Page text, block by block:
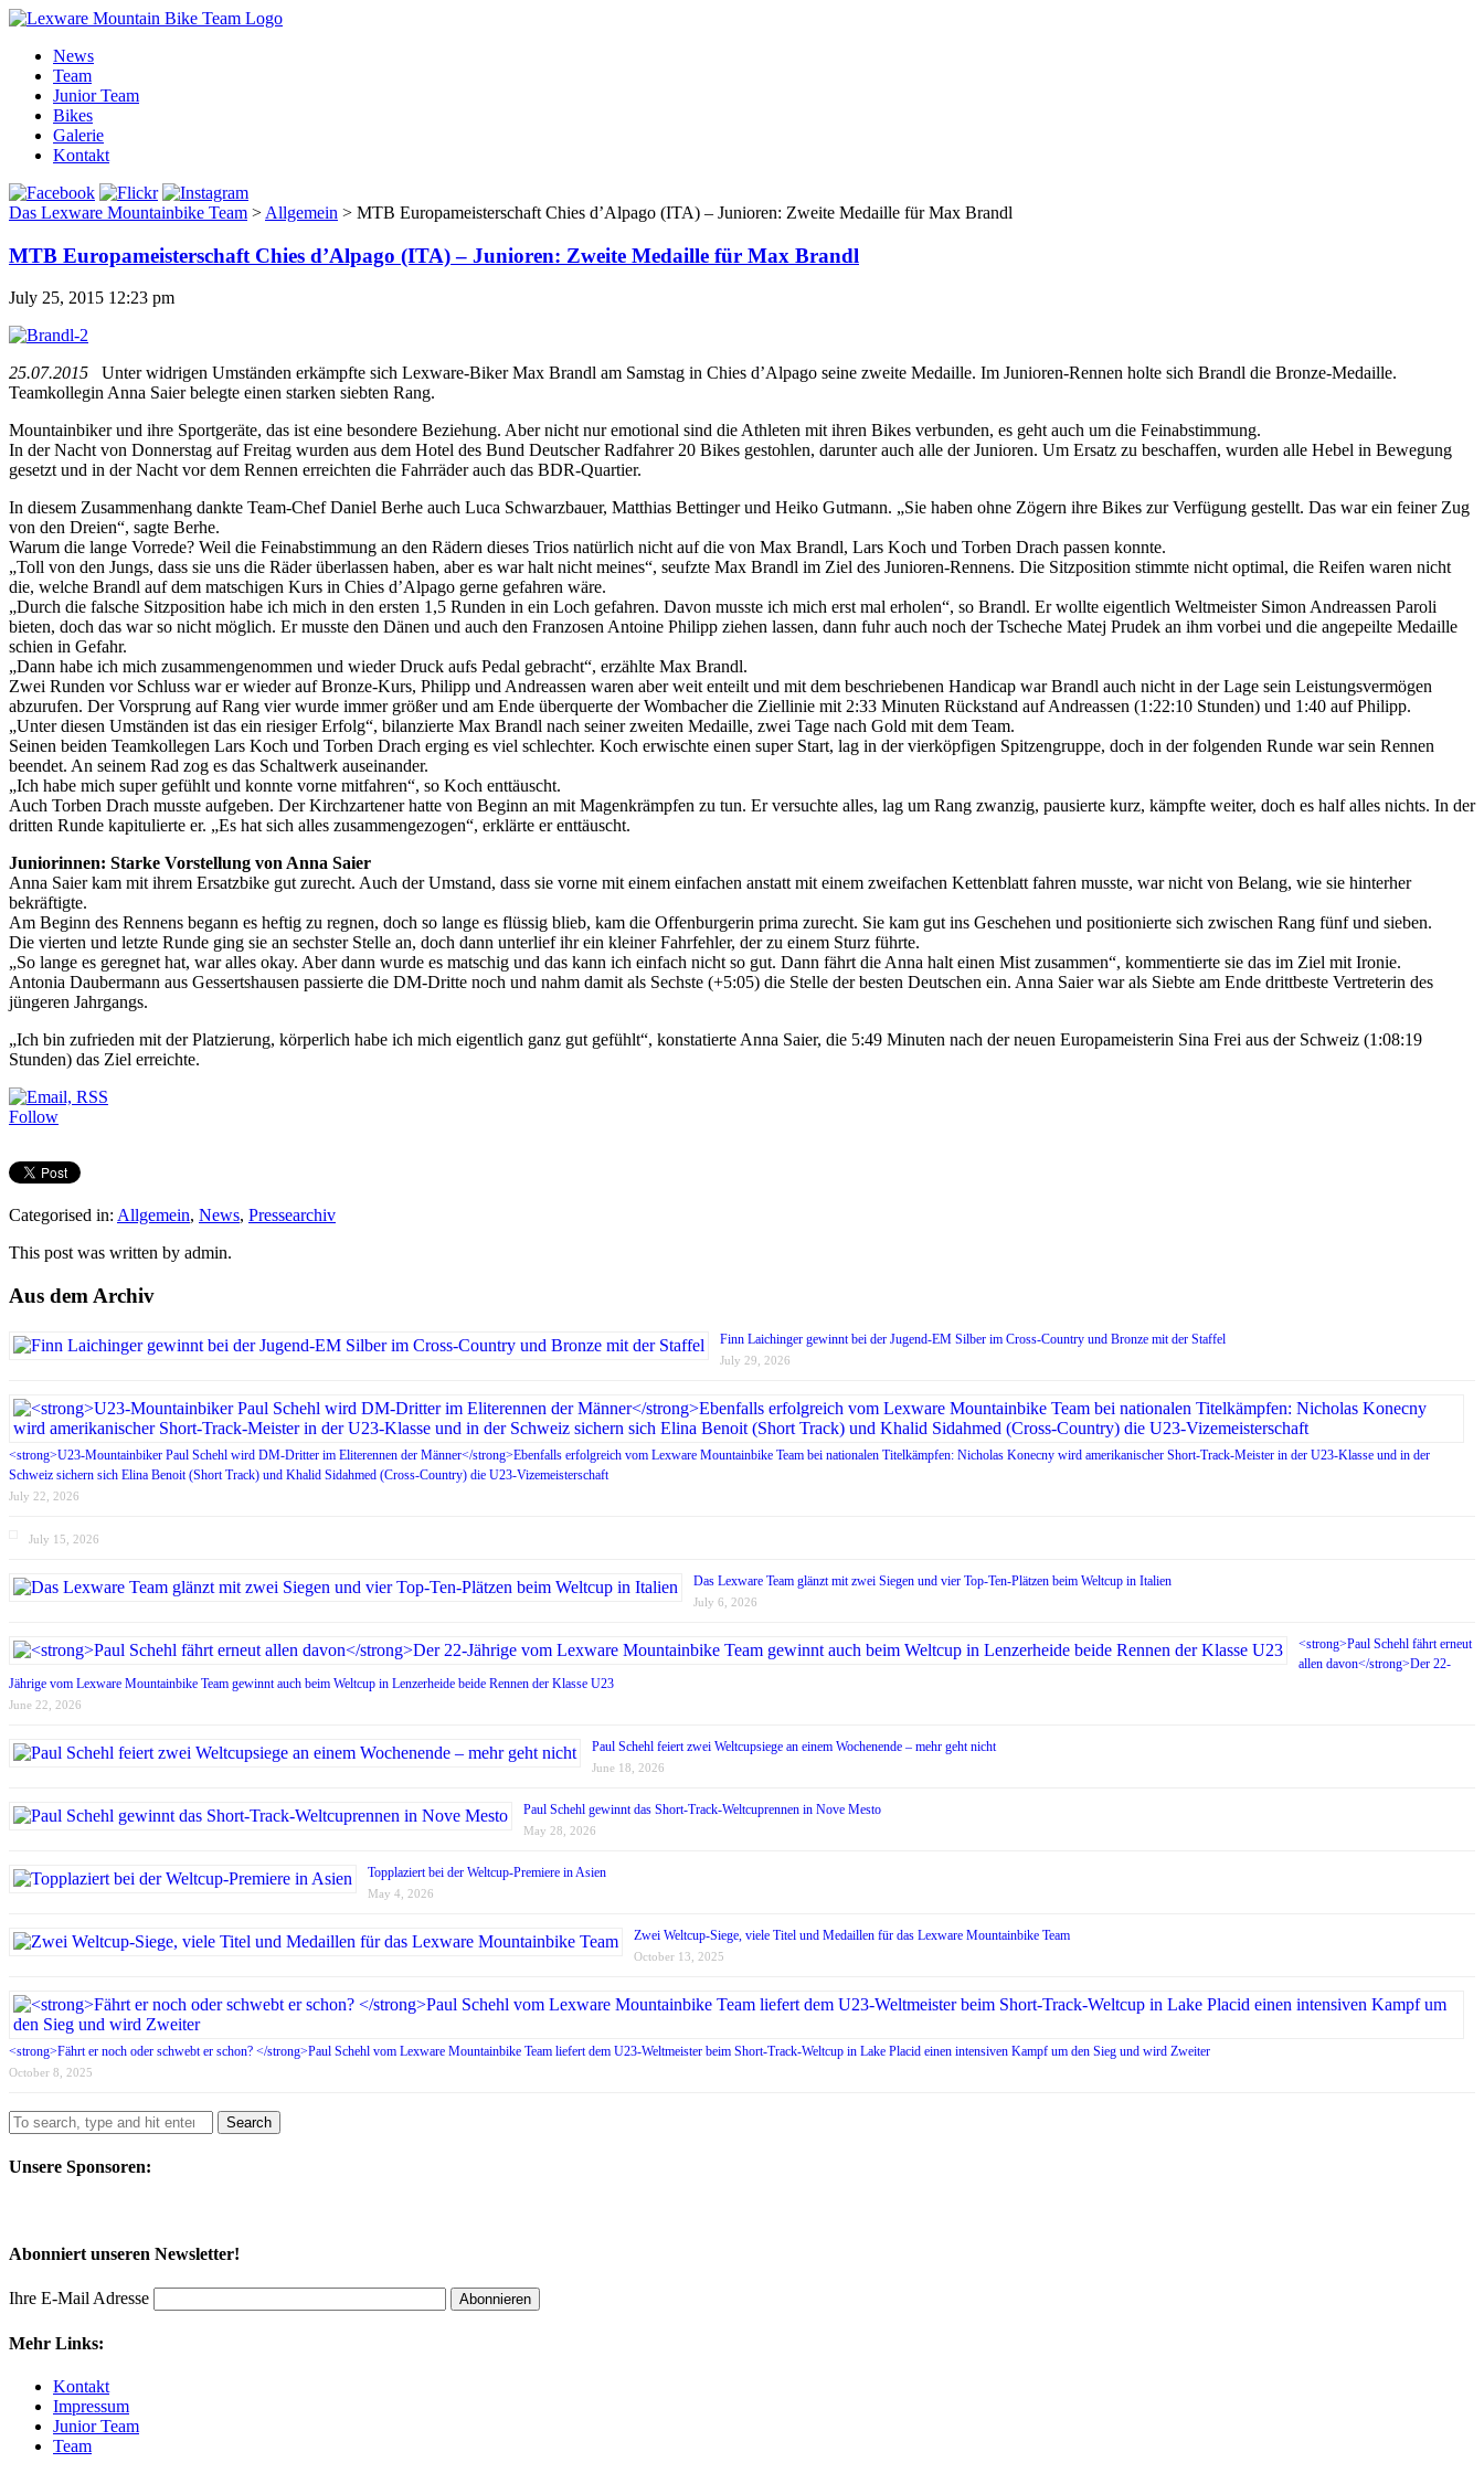
News
Team
Junior Team
Bikes
Galerie
Kontakt
Das Lexware Mountainbike Team > Allgemein > MTB Europameisterschaft Chies d’Alpago (ITA) – Junioren: Zweite Medaille für Max Brandl
MTB Europameisterschaft Chies d’Alpago (ITA) – Junioren: Zweite Medaille für Max Brandl
July 25, 2015 12:23 pm
25.07.2015 Unter widrigen Umständen erkämpfte sich Lexware-Biker Max Brandl am Samstag in Chies d’Alpago seine zweite Medaille. Im Junioren-Rennen holte sich Brandl die Bronze-Medaille.
Teamkollegin Anna Saier belegte einen starken siebten Rang.
Mountainbiker und ihre Sportgeräte, das ist eine besondere Beziehung. Aber nicht nur emotional sind die Athleten mit ihren Bikes verbunden, es geht auch um die Feinabstimmung.
In der Nacht von Donnerstag auf Freitag wurden aus dem Hotel des Bund Deutscher Radfahrer 20 Bikes gestohlen, darunter auch alle der Junioren. Um Ersatz zu beschaffen, wurden alle Hebel in Bewegung
gesetzt und in der Nacht vor dem Rennen erreichten die Fahrräder auch das BDR-Quartier.
In diesem Zusammenhang dankte Team-Chef Daniel Berhe auch Luca Schwarzbauer, Matthias Bettinger und Heiko Gutmann. „Sie haben ohne Zögern ihre Bikes zur Verfügung gestellt. Das war ein feiner Zug
von den Dreien“, sagte Berhe.
Warum die lange Vorrede? Weil die Feinabstimmung an den Rädern dieses Trios natürlich nicht auf die von Max Brandl, Lars Koch und Torben Drach passen konnte.
„Toll von den Jungs, dass sie uns die Räder überlassen haben, aber es war halt nicht meines“, seufzte Max Brandl im Ziel des Junioren-Rennens. Die Sitzposition stimmte nicht optimal, die Reifen waren nicht
die, welche Brandl auf dem matschigen Kurs in Chies d’Alpago gerne gefahren wäre.
„Durch die falsche Sitzposition habe ich mich in den ersten 1,5 Runden in ein Loch gefahren. Davon musste ich mich erst mal erholen“, so Brandl. Er wollte eigentlich Weltmeister Simon Andreassen Paroli
bieten, doch das war so nicht möglich. Er musste den Dänen und auch den Franzosen Antoine Philipp ziehen lassen, dann fuhr auch noch der Tscheche Matej Prudek an ihm vorbei und die angepeilte Medaille
schien in Gefahr.
„Dann habe ich mich zusammengenommen und wieder Druck aufs Pedal gebracht“, erzählte Max Brandl.
Zwei Runden vor Schluss war er wieder auf Bronze-Kurs, Philipp und Andreassen waren aber weit enteilt und mit dem beschriebenen Handicap war Brandl auch nicht in der Lage sein Leistungsvermögen
abzurufen. Der Vorsprung auf Rang vier wurde immer größer und am Ende überquerte der Wombacher die Ziellinie mit 2:33 Minuten Rückstand auf Andreassen (1:22:10 Stunden) und 1:40 auf Philipp.
„Unter diesen Umständen ist das ein riesiger Erfolg“, bilanzierte Max Brandl nach seiner zweiten Medaille, zwei Tage nach Gold mit dem Team.
Seinen beiden Teamkollegen Lars Koch und Torben Drach erging es viel schlechter. Koch erwischte einen super Start, lag in der vierköpfigen Spitzengruppe, doch in der folgenden Runde war sein Rennen
beendet. An seinem Rad zog es das Schaltwerk auseinander.
„Ich habe mich super gefühlt und konnte vorne mitfahren“, so Koch enttäuscht.
Auch Torben Drach musste aufgeben. Der Kirchzartener hatte von Beginn an mit Magenkrämpfen zu tun. Er versuchte alles, lag um Rang zwanzig, pausierte kurz, kämpfte weiter, doch es half alles nichts. In der
dritten Runde kapitulierte er. „Es hat sich alles zusammengezogen“, erklärte er enttäuscht.
Juniorinnen: Starke Vorstellung von Anna Saier
Anna Saier kam mit ihrem Ersatzbike gut zurecht. Auch der Umstand, dass sie vorne mit einem einfachen anstatt mit einem zweifachen Kettenblatt fahren musste, war nicht von Belang, wie sie hinterher
bekräftigte.
Am Beginn des Rennens begann es heftig zu regnen, doch so lange es flüssig blieb, kam die Offenburgerin prima zurecht. Sie kam gut ins Geschehen und positionierte sich zwischen Rang fünf und sieben.
Die vierten und letzte Runde ging sie an sechster Stelle an, doch dann unterlief ihr ein kleiner Fahrfehler, der zu einem Sturz führte.
„So lange es geregnet hat, war alles okay. Aber dann wurde es matschig und das kann ich einfach nicht so gut. Dann fährt die Anna halt einen Mist zusammen“, kommentierte sie das im Ziel mit Ironie.
Antonia Daubermann aus Gessertshausen passierte die DM-Dritte noch und nahm damit als Sechste (+5:05) die Stelle der besten Deutschen ein. Anna Saier war als Siebte am Ende drittbeste Vertreterin des
jüngeren Jahrgangs.
„Ich bin zufrieden mit der Platzierung, körperlich habe ich mich eigentlich ganz gut gefühlt“, konstatierte Anna Saier, die 5:49 Minuten nach der neuen Europameisterin Sina Frei aus der Schweiz (1:08:19
Stunden) das Ziel erreichte.
Follow
Categorised in: Allgemein, News, Pressearchiv
This post was written by admin.
Aus dem Archiv
Finn Laichinger gewinnt bei der Jugend-EM Silber im Cross-Country und Bronze mit der Staffel
July 29, 2026
<strong>U23-Mountainbiker Paul Schehl wird DM-Dritter im Eliterennen der Männer</strong>Ebenfalls erfolgreich vom Lexware Mountainbike Team bei nationalen Titelkämpfen: Nicholas Konecny wird amerikanischer Short-Track-Meister in der U23-Klasse und in der
Schweiz sichern sich Elina Benoit (Short Track) und Khalid Sidahmed (Cross-Country) die U23-Vizemeisterschaft
July 22, 2026
July 15, 2026
Das Lexware Team glänzt mit zwei Siegen und vier Top-Ten-Plätzen beim Weltcup in Italien
July 6, 2026
<strong>Paul Schehl fährt erneut
allen davon</strong>Der 22-
Jährige vom Lexware Mountainbike Team gewinnt auch beim Weltcup in Lenzerheide beide Rennen der Klasse U23
June 22, 2026
Paul Schehl feiert zwei Weltcupsiege an einem Wochenende – mehr geht nicht
June 18, 2026
Paul Schehl gewinnt das Short-Track-Weltcuprennen in Nove Mesto
May 28, 2026
Topplaziert bei der Weltcup-Premiere in Asien
May 4, 2026
Zwei Weltcup-Siege, viele Titel und Medaillen für das Lexware Mountainbike Team
October 13, 2025
<strong>Fährt er noch oder schwebt er schon? </strong>Paul Schehl vom Lexware Mountainbike Team liefert dem U23-Weltmeister beim Short-Track-Weltcup in Lake Placid einen intensiven Kampf um den Sieg und wird Zweiter
October 8, 2025
Search
Unsere Sponsoren:
Abonniert unseren Newsletter!
Ihre E-Mail Adresse
Mehr Links:
Kontakt
Impressum
Junior Team
Team